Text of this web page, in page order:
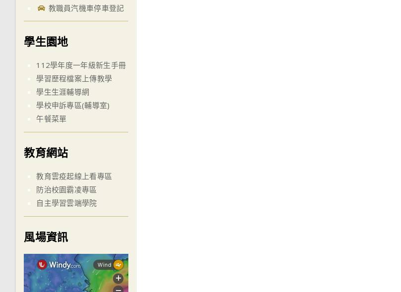
教職員汽機車停車登記
學生園地
112學年度一年級新生手冊
學習歷程檔案上傳教學
學生生涯輔導網
學校申訴專區(輔導室)
午餐菜單
教育網站
教育雲疫起線上看專區
防治校園霸凌專區
自主學習雲端學院
風場資訊